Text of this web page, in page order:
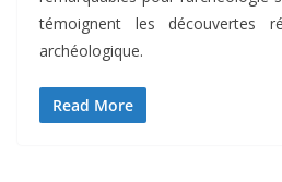
témoignent les découvertes
archéologique.
Read More